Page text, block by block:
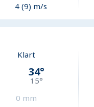
4 (9) m/s
Klart
34°
15°
0 mm